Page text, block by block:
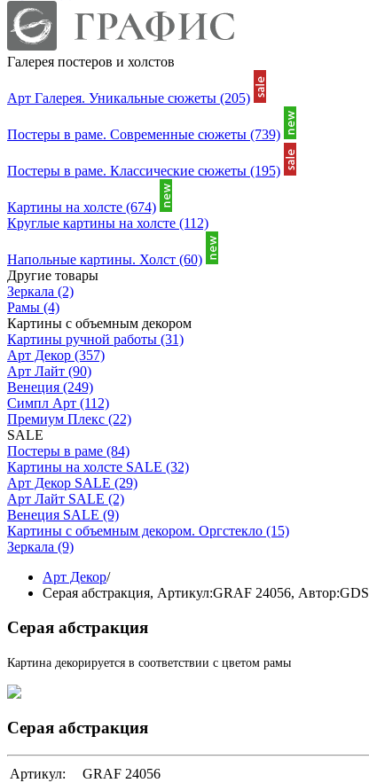
Галерея постеров и холстов
Арт Галерея. Уникальные сюжеты (205)
Постеры в раме. Современные сюжеты (739)
Постеры в раме. Классические сюжеты (195)
Картины на холсте (674)
Круглые картины на холсте (112)
Напольные картины. Холст (60)
Другие товары
Зеркала (2)
Рамы (4)
Картины с объемным декором
Картины ручной работы (31)
Арт Декор (357)
Арт Лайт (90)
Венеция (249)
Симпл Арт (112)
Премиум Плекс (22)
SALE
Постеры в раме (84)
Картины на холсте SALE (32)
Арт Декор SALE (29)
Арт Лайт SALE (2)
Венеция SALE (9)
Картины с объемным декором. Оргстекло (15)
Зеркала (9)
Арт Декор/
Серая абстракция, Артикул:GRAF 24056, Автор:GDS
Серая абстракция
Картина декорируется в соответствии с цветом рамы
Серая абстракция
Артикул:
GRAF 24056